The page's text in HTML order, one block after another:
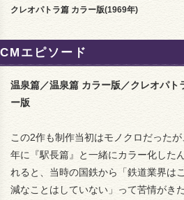
クレオパトラ篇 カラー版(1969年)
CMエピソード
温泉篇／温泉篇 カラー版／クレオパト
ー版
この2作も制作当初はモノクロだった
年に『駅長篇』と一緒にカラー化した
れると、当時の国鉄から「鉄道業界は
減なことはしていない」って苦情がき